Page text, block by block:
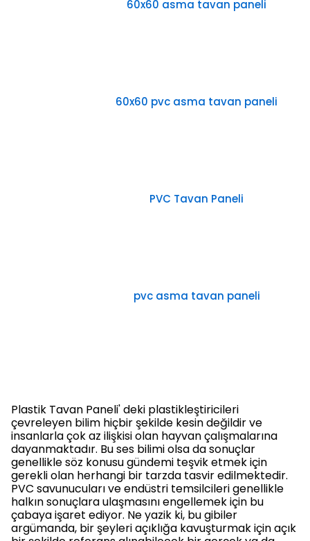
60x60 asma tavan paneli
60x60 pvc asma tavan paneli
PVC Tavan Paneli
pvc asma tavan paneli
Plastik Tavan Paneli' deki plastikleştiricileri
çevreleyen bilim hiçbir şekilde kesin değildir ve
insanlarla çok az ilişkisi olan hayvan çalışmalarına
dayanmaktadır. Bu ses bilimi olsa da sonuçlar
genellikle söz konusu gündemi teşvik etmek için
gerekli olan herhangi bir tarzda tasvir edilmektedir.
PVC savunucuları ve endüstri temsilcileri genellikle
halkın sonuçlara ulaşmasını engellemek için bu
çabaya işaret ediyor. Ne yazik ki, bu gibiler
argümanda, bir şeyleri açıklığa kavuşturmak için açık